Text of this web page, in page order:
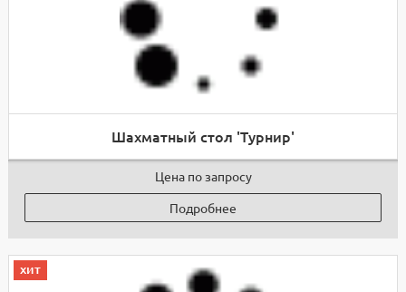
Шахматный стол 'Турнир'
Цена по запросу
Подробнее
хит